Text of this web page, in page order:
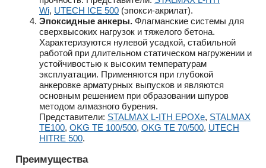
Wi, UTECH ICE 500 (эпокси-акрилат).
Эпоксидные анкеры. Флагманские системы для
сверхвысоких нагрузок и тяжелого бетона.
Характеризуются нулевой усадкой, стабильной
работой при длительном статическом нагружении и
устойчивостью к высоким температурам
эксплуатации. Применяются при глубокой
анкеровке арматурных выпусков и являются
основным решением при образовании шпуров
методом алмазного бурения.
Представители: STALMAX L-ITH EPOXe, STALMAX
TE100, OKG TE 100/500, OKG TE 70/500, UTECH
HITRE 500.
Преимущества